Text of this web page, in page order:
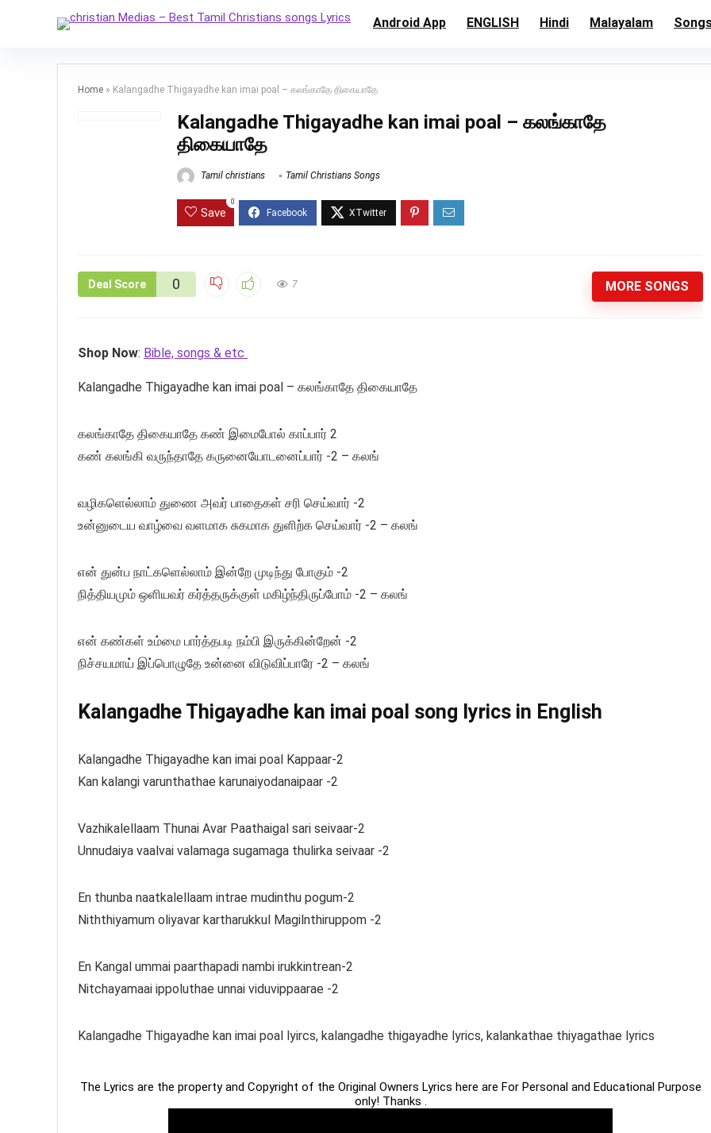
Android App ENGLISH Hindi Malayalam
Home » Kalangadhe Thigayadhe kan imai poal – கலங்காதே திகையாதே
Kalangadhe Thigayadhe kan imai poal – கலங்காதே
திகையாதே
Tamil christians Tamil Christians Songs
Save
0
Deal Score 0 7 MORE SONGS
Shop Now: Bible, songs & etc
Kalangadhe Thigayadhe kan imai poal – கலங்காதே திகையாதே
கலங்காதே திகையாதே கண் இமைபோல் காப்பார் 2
கண் கலங்கி வருந்தாதே கருனையோடனைப்பார் -2 – கலங்
வழிகளெல்லாம் துணை அவர் பாதைகள் சரி செய்வார் -2
உன்னுடைய வாழ்வை வளமாக சுகமாக துளிற்க செய்வார் -2 – கலங்
என் துன்ப நாட்களெல்லாம் இன்றே முடிந்து போகும் -2
நித்தியமும் ஒளியவர் கர்த்தருக்குள் மகிழ்ந்திருப்போம் -2 – கலங்
என் கண்கள் உம்மை பார்த்தபடி நம்பி இருக்கின்றேன் -2
நிச்சயமாய் இப்பொழுதே உன்னை விடுவிப்பாரே -2 – கலங்
Kalangadhe Thigayadhe kan imai poal song lyrics in English
Kalangadhe Thigayadhe kan imai poal Kappaar-2
Kan kalangi varunthathae karunaiyodanaipaar -2
Vazhikalellaam Thunai Avar Paathaigal sari seivaar-2
Unnudaiya vaalvai valamaga sugamaga thulirka seivaar -2
En thunba naatkalellaam intrae mudinthu pogum-2
Niththiyamum oliyavar kartharukkul Magilnthiruppom -2
En Kangal ummai paarthapadi nambi irukkintrean-2
Nitchayamaai ippoluthae unnai viduvippaarae -2
Kalangadhe Thigayadhe kan imai poal lyircs, kalangadhe thigayadhe lyrics, kalankathae thiyagathae lyrics
The Lyrics are the property and Copyright of the Original Owners Lyrics here are For Personal and Educational Purpose
only! Thanks .